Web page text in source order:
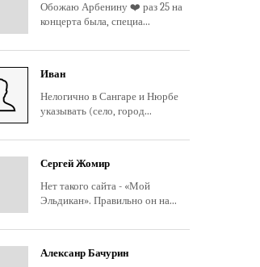
Обожаю Арбенину ❤️ раз 25 на
концерта была, специа...
Иван
Нелогично в Сангаре и Нюрбе
указывать (село, город...
Сергей Жомир
Нет такого сайта - «Мой
Эльдикан». Правильно он на...
Алексанр Бачурин